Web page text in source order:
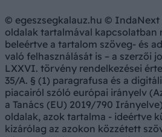
© egeszsegkalauz.hu © IndaNext
oldalak tartalmával
beleértve a tartalom szöveg- és
való felhasználását is – a szerzői
LXXVI. törvény rendelkezései
35/A. § (1) paragrafusa és a
piacairól szóló európai irányelv
a Tanács (EU) 2019/790
oldalak, azok tartalma - ideértve
kizárólag az azokon közzétett